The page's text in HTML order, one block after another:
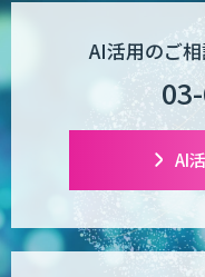
業
「
AI活用のご
AI